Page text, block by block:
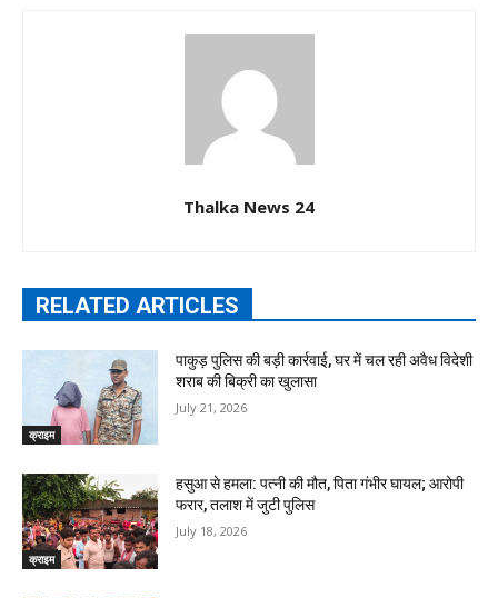
Thalka News 24
RELATED ARTICLES
क्राइम
पाकुड़ पुलिस की बड़ी कार्रवाई, घर में चल रही अवैध विदेशी
शराब की बिक्री का खुलासा
July 21, 2026
क्राइम
हसुआ से हमला: पत्नी की मौत, पिता गंभीर घायल; आरोपी
फरार, तलाश में जुटी पुलिस
July 18, 2026